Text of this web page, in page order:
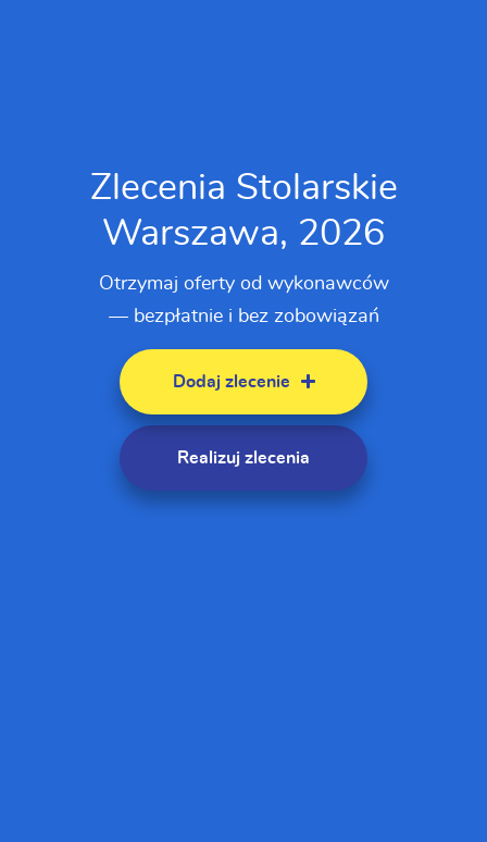
Zlecenia Stolarskie
Warszawa, 2026
Otrzymaj oferty od wykonawców
— bezpłatnie i bez zobowiązań
Dodaj zlecenie
Realizuj zlecenia